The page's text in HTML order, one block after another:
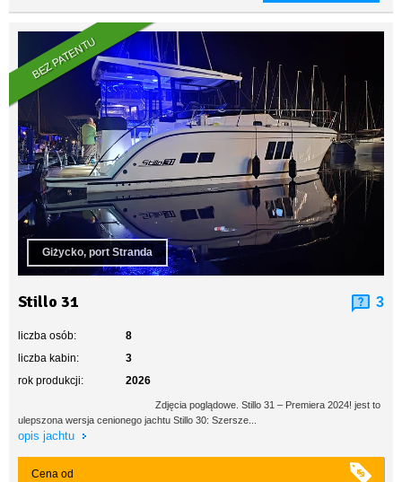
BEZ PATENTU
Giżycko, port Stranda
Stillo 31 3
liczba osób:
8
liczba kabin:
3
rok produkcji:
2026
Zdjęcia poglądowe. Stillo 31 – Premiera 2024! jest to
ulepszona wersja cenionego jachtu Stillo 30: Szersze...
opis jachtu
Cena od